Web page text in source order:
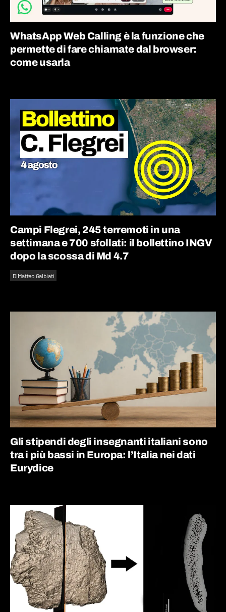
WhatsApp Web Calling è la funzione che
permette di fare chiamate dal browser:
come usarla
Campi Flegrei, 245 terremoti in una
settimana e 700 sfollati: il bollettino INGV
dopo la scossa di Md 4.7
DiMatteo Galbiati
Gli stipendi degli insegnanti italiani sono
tra i più bassi in Europa: l’Italia nei dati
Eurydice